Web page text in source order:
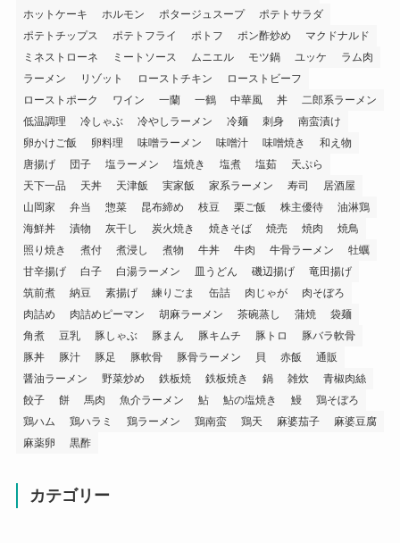
ホットケーキ ホルモン ポタージュスープ
ポテトサラダ
ポテトチップス
ポテトフライ ポトフ ポン酢炒め
マクドナルド
ミネストローネ
ミートソース ムニエル モツ鍋 ユッケ
ラム肉
ラーメン
リゾット ローストチキン
ローストビーフ
ローストポーク
ワイン 一蘭 一鶴 中華風 丼
二郎系ラーメン
低温調理
冷しゃぶ 冷やしラーメン 冷麺 刺身
南蛮漬け
卵かけご飯
卵料理 味噌ラーメン 味噌汁 味噌焼き
和え物
唐揚げ
団子 塩ラーメン 塩焼き 塩煮 塩茹
天ぷら
天下一品
天丼 天津飯 実家飯 家系ラーメン 寿司
居酒屋
山岡家
弁当 惣菜 昆布締め 枝豆 栗ご飯 株主優待
油淋鶏
海鮮丼
漬物 灰干し 炭火焼き 焼きそば 焼売 焼肉
焼鳥
照り焼き
煮付 煮浸し 煮物 牛丼 牛肉 牛骨ラーメン
牡蠣
甘辛揚げ
白子 白湯ラーメン 皿うどん 磯辺揚げ
竜田揚げ
筑前煮
納豆 素揚げ 練りごま 缶詰 肉じゃが
肉そぼろ
肉詰め
肉詰めピーマン 胡麻ラーメン 茶碗蒸し 蒲焼
袋麺
角煮
豆乳 豚しゃぶ 豚まん 豚キムチ 豚トロ
豚バラ軟骨
豚丼
豚汁 豚足 豚軟骨 豚骨ラーメン 貝 赤飯
通販
醤油ラーメン
野菜炒め 鉄板焼 鉄板焼き 鍋 雑炊
青椒肉絲
餃子
餅 馬肉 魚介ラーメン 鮎 鮎の塩焼き 鰻
鶏そぼろ
鶏ハム
鶏ハラミ 鶏ラーメン 鶏南蛮 鶏天 麻婆茄子
麻婆豆腐
麻薬卵
黒酢
カテゴリー